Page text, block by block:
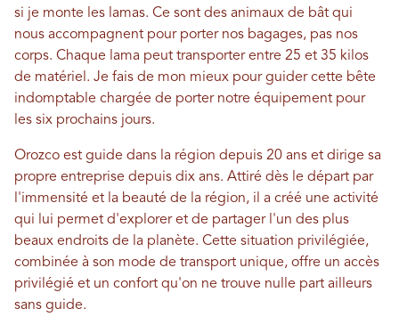
si je monte les lamas. Ce sont des animaux de bât qui
nous accompagnent pour porter nos bagages, pas nos
corps. Chaque lama peut transporter entre 25 et 35 kilos
de matériel. Je fais de mon mieux pour guider cette bête
indomptable chargée de porter notre équipement pour
les six prochains jours.
Orozco est guide dans la région depuis 20 ans et dirige sa
propre entreprise depuis dix ans. Attiré dès le départ par
l'immensité et la beauté de la région, il a créé une activité
qui lui permet d'explorer et de partager l'un des plus
beaux endroits de la planète. Cette situation privilégiée,
combinée à son mode de transport unique, offre un accès
privilégié et un confort qu'on ne trouve nulle part ailleurs
sans guide.